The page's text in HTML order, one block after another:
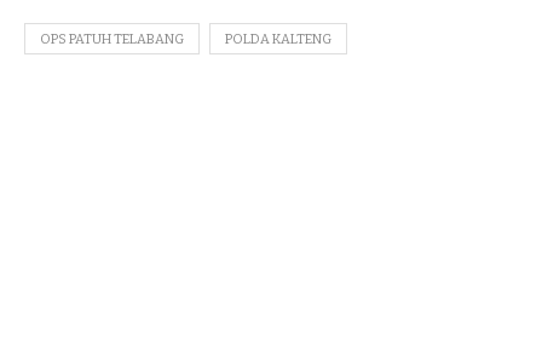
OPS PATUH TELABANG POLDA KALTENG